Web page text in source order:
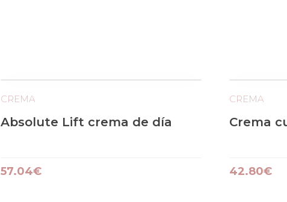
CREMA
Absolute Lift crema de día
57.04€
CREMA
Crema
42.80€